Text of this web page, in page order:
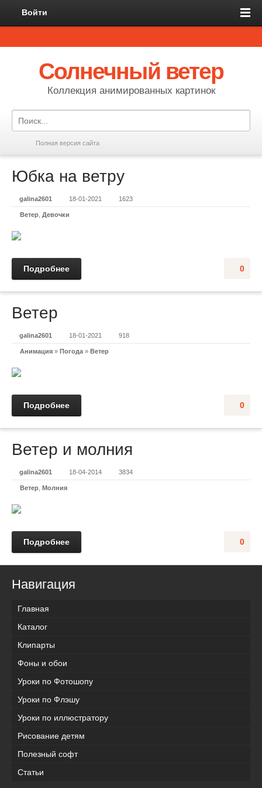
Войти
Солнечный ветер
Коллекция анимированных картинок
Полная версия сайта
Юбка на ветру
galina2601 18-01-2021 1623
Ветер Девочки
0
Подробнее
Ветер
galina2601 18-01-2021 918
Анимация » Погода » Ветер
0
Подробнее
Ветер и молния
galina2601 18-04-2014 3834
Ветер Молния
0
Подробнее
Навигация
Главная
Каталог
Клипарты
Фоны и обои
Уроки по Фотошопу
Уроки по Флэшу
Уроки по иллюстратору
Рисование детям
Полезный софт
Статьи